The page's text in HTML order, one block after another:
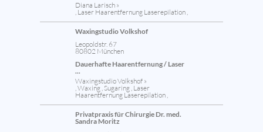
Diana Larisch »
, Laser Haarentfernung Laserepilation ,
Waxingstudio Volkshof
Leopoldstr. 67
80802 München
Dauerhafte Haarentfernung / Laser
...
Waxingstudio Volkshof »
, Waxing , Sugaring , Laser
Haarentfernung Laserepilation ,
Privatpraxis für Chirurgie Dr. med.
Sandra Moritz